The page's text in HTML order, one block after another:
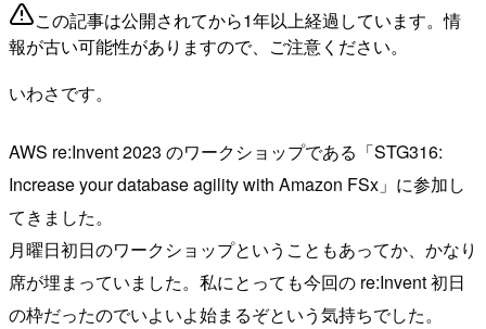
この記事は公開されてから1年以上経過しています。情
報が古い可能性がありますので、ご注意ください。
いわさです。
AWS re:Invent 2023 のワークショップである「STG316:
Increase your database agility with Amazon FSx」に参加し
てきました。
月曜日初日のワークショップということもあってか、かなり
席が埋まっていました。私にとっても今回の re:Invent 初日
の枠だったのでいよいよ始まるぞという気持ちでした。